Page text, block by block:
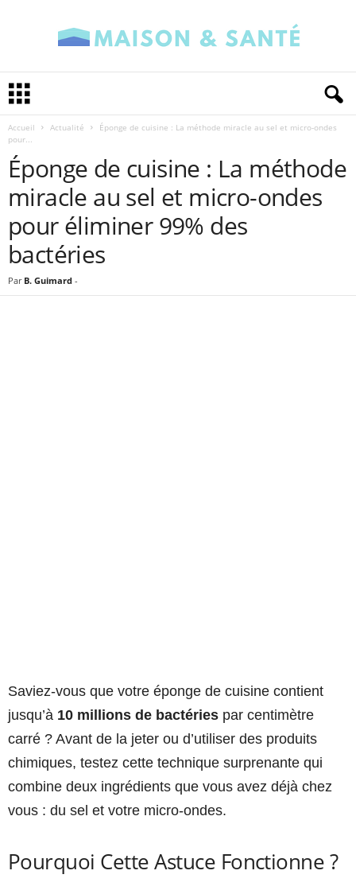
i
Accueil Actualité
Éponge de cuisine : La méthode miracle au sel et micro-ondes
pour...
Éponge de cuisine : La méthode
miracle au sel et micro-ondes
pour éliminer 99% des
bactéries
Par B. Guimard -
Saviez-vous que votre éponge de cuisine contient
jusqu’à 10 millions de bactéries par centimètre
carré ? Avant de la jeter ou d’utiliser des produits
chimiques, testez cette technique surprenante qui
combine deux ingrédients que vous avez déjà chez
vous : du sel et votre micro-ondes.
Pourquoi Cette Astuce Fonctionne ?